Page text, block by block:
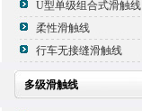
U型单级组合式滑触线
柔性滑触线
行车无接缝滑触线
多级滑触线